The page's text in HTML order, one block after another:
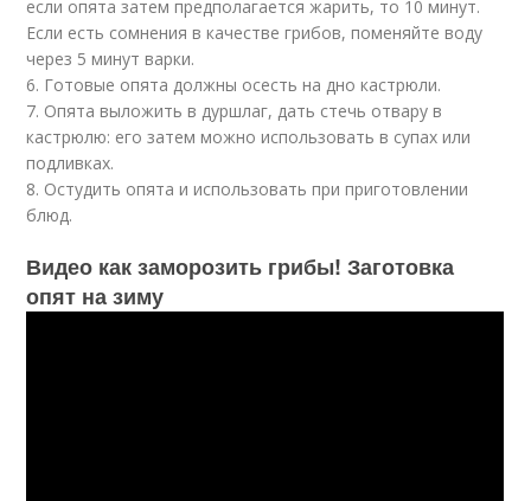
если опята затем предполагается жарить, то 10 минут.
Если есть сомнения в качестве грибов, поменяйте воду
через 5 минут варки.
6. Готовые опята должны осесть на дно кастрюли.
7. Опята выложить в дуршлаг, дать стечь отвару в
кастрюлю: его затем можно использовать в супах или
подливках.
8. Остудить опята и использовать при приготовлении
блюд.
Видео как заморозить грибы! Заготовка
опят на зиму